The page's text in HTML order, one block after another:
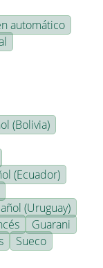
automático
(Bolivia)
(Ecuador)
(Uruguay)
Guarani
Sueco